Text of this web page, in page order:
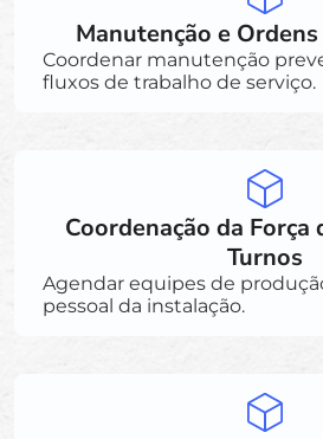
Manutenção e
Coordenar manutenção
fluxos de trabalho de serviço.
Coordenação da Força
Turnos
Agendar equipes de
pessoal da instalação.